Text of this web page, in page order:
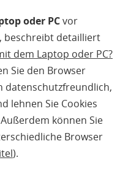
oder PCvor
beschreibt detailliert
dem Laptop oder PC?
Sie den Browser
datenschutzfreundlich,
lehnen Sie Cookies
können Sie
Browser
).